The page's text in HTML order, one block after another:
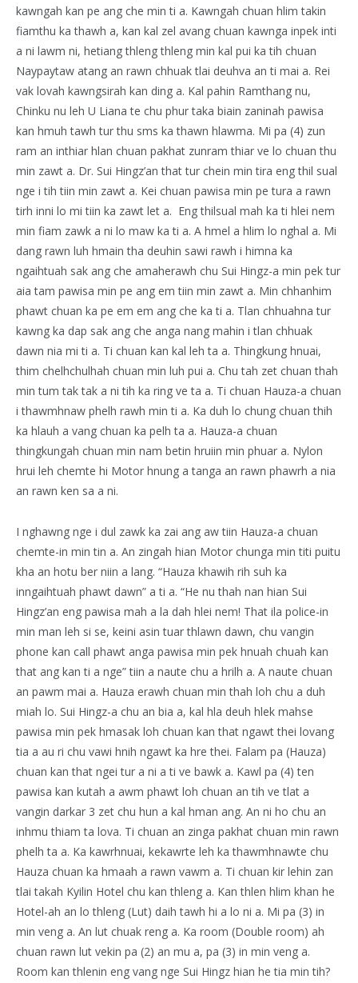
kawngah kan pe ang che min ti a. Kawngah chuan hlim takin
fiamthu ka thawh a, kan kal zel avang chuan kawnga inpek inti
a ni lawm ni, hetiang thleng thleng min kal pui ka tih chuan
Naypaytaw atang an rawn chhuak tlai deuhva an ti mai a. Rei
vak lovah kawngsirah kan ding a. Kal pahin Ramthang nu,
Chinku nu leh U Liana te chu phur taka biain zaninah pawisa
kan hmuh tawh tur thu sms ka thawn hlawma. Mi pa (4) zun
ram an inthiar hlan chuan pakhat zunram thiar ve lo chuan thu
min zawt a. Dr. Sui Hingz’an that tur chein min tira eng thil sual
nge i tih tiin min zawt a. Kei chuan pawisa min pe tura a rawn
tirh inni lo mi tiin ka zawt let a. Eng thilsual mah ka ti hlei nem
min fiam zawk a ni lo maw ka ti a. A hmel a hlim lo nghal a. Mi
dang rawn luh hmain tha deuhin sawi rawh i himna ka
ngaihtuah sak ang che amaherawh chu Sui Hingz-a min pek tur
aia tam pawisa min pe ang em tiin min zawt a. Min chhanhim
phawt chuan ka pe em em ang che ka ti a. Tlan chhuahna tur
kawng ka dap sak ang che anga nang mahin i tlan chhuak
dawn nia mi ti a. Ti chuan kan kal leh ta a. Thingkung hnuai,
thim chelhchulhah chuan min luh pui a. Chu tah zet chuan thah
min tum tak tak a ni tih ka ring ve ta a. Ti chuan Hauza-a chuan
i thawmhnaw phelh rawh min ti a. Ka duh lo chung chuan thih
ka hlauh a vang chuan ka pelh ta a. Hauza-a chuan
thingkungah chuan min nam betin hruiin min phuar a. Nylon
hrui leh chemte hi Motor hnung a tanga an rawn phawrh a nia
an rawn ken sa a ni.
I nghawng nge i dul zawk ka zai ang aw tiin Hauza-a chuan
chemte-in min tin a. An zingah hian Motor chunga min titi puitu
kha an hotu ber niin a lang. “Hauza khawih rih suh ka
inngaihtuah phawt dawn” a ti a. “He nu thah nan hian Sui
Hingz’an eng pawisa mah a la dah hlei nem! That ila police-in
min man leh si se, keini asin tuar thlawn dawn, chu vangin
phone kan call phawt anga pawisa min pek hnuah chuah kan
that ang kan ti a nge” tiin a naute chu a hrilh a. A naute chuan
an pawm mai a. Hauza erawh chuan min thah loh chu a duh
miah lo. Sui Hingz-a chu an bia a, kal hla deuh hlek mahse
pawisa min pek hmasak loh chuan kan that ngawt thei lovang
tia a au ri chu vawi hnih ngawt ka hre thei. Falam pa (Hauza)
chuan kan that ngei tur a ni a ti ve bawk a. Kawl pa (4) ten
pawisa kan kutah a awm phawt loh chuan an tih ve tlat a
vangin darkar 3 zet chu hun a kal hman ang. An ni ho chu an
inhmu thiam ta lova. Ti chuan an zinga pakhat chuan min rawn
phelh ta a. Ka kawrhnuai, kekawrte leh ka thawmhnawte chu
Hauza chuan ka hmaah a rawn vawm a. Ti chuan kir lehin zan
tlai takah Kyilin Hotel chu kan thleng a. Kan thlen hlim khan he
Hotel-ah an lo thleng (Lut) daih tawh hi a lo ni a. Mi pa (3) in
min veng a. An lut chuak reng a. Ka room (Double room) ah
chuan rawn lut vekin pa (2) an mu a, pa (3) in min veng a.
Room kan thlenin eng vang nge Sui Hingz hian he tia min tih?